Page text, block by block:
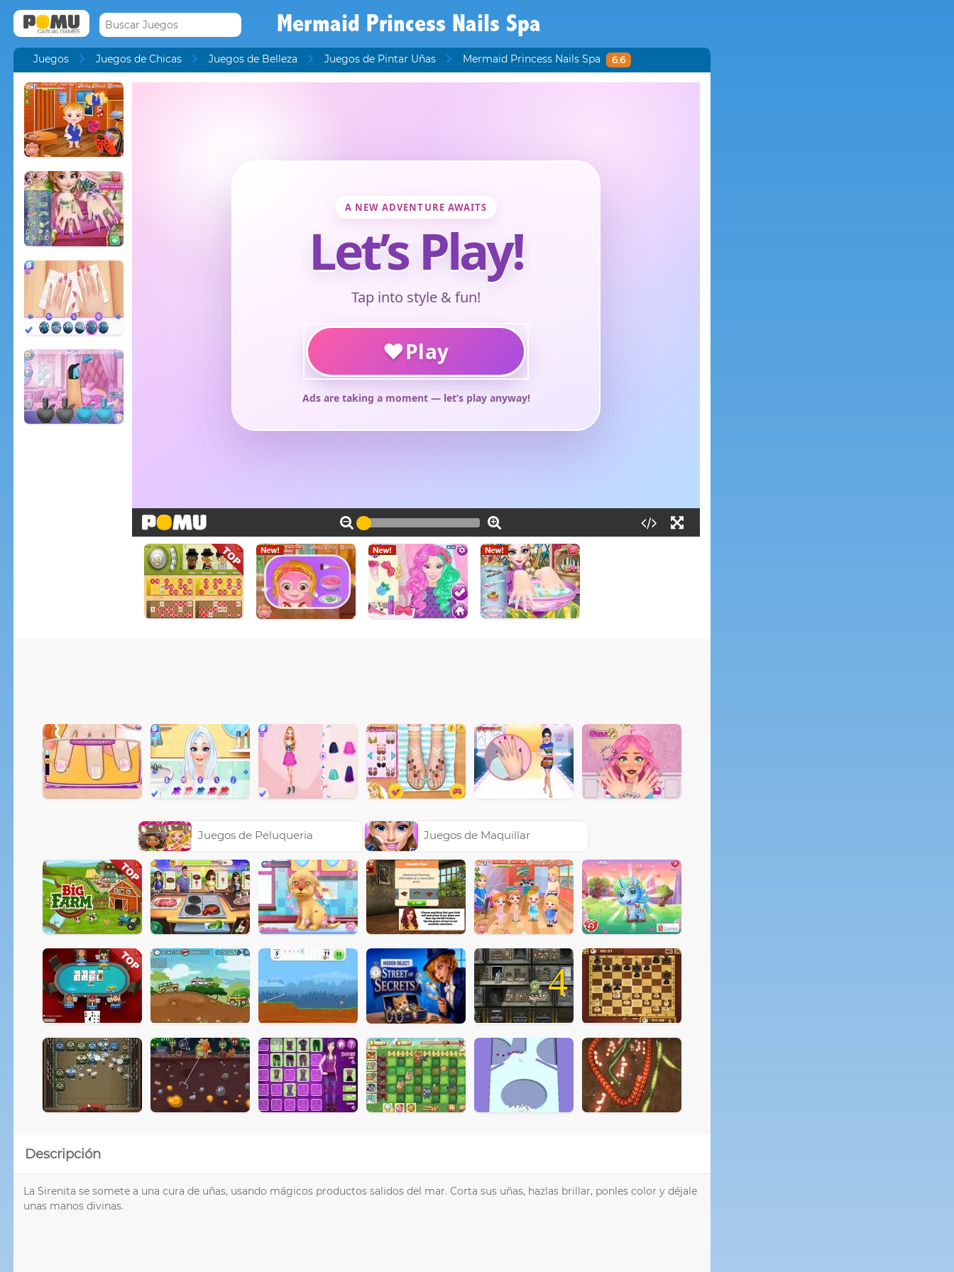
Mermaid Princess Nails Spa
Juegos Juegos de Chicas Juegos de Belleza Juegos de Pintar Uñas Mermaid Princess Nails Spa 6.6
Juegos de Peluqueria Juegos de Maquillar
4
Descripción
La Sirenita se somete a una cura de uñas, usando mágicos productos salidos del mar. Corta sus uñas, hazlas brillar, ponles color y déjale
unas manos divinas.